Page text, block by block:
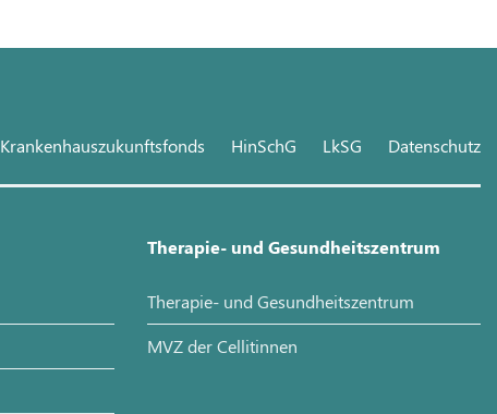
Krankenhauszukunftsfonds HinSchG LkSG Datenschutz
Therapie- und Gesundheitszentrum
Therapie- und Gesundheitszentrum
MVZ der Cellitinnen